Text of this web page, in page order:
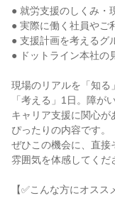
● 就労支援のしくみ・
● 実際に働く社員やご
● 支援計画を考えるグ
● ドットライン本社の
現場のリアルを「知る
「考える」1日。障が
キャリア支援に関心が
ぴったりの内容です。
ぜひこの機会に、直接
雰囲気を体感してくだ
【✅こんな方にオスス